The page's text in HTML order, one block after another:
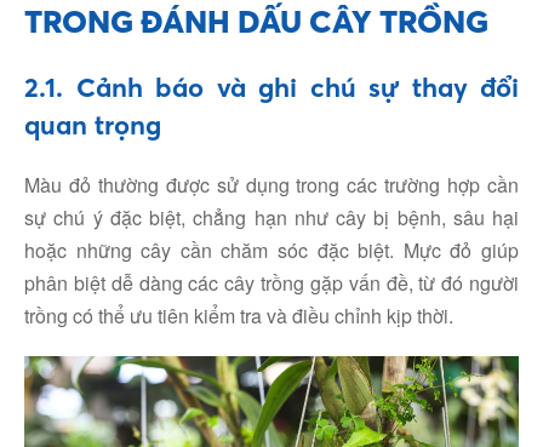
TRONG ĐÁNH DẤU CÂY TRỒNG
2.1. Cảnh báo và ghi chú sự thay đổi
quan trọng
Màu đỏ thường được sử dụng trong các trường hợp cần
sự chú ý đặc biệt, chẳng hạn như cây bị bệnh, sâu hại
hoặc những cây cần chăm sóc đặc biệt. Mực đỏ giúp
phân biệt dễ dàng các cây trồng gặp vấn đề, từ đó người
trồng có thể ưu tiên kiểm tra và điều chỉnh kịp thời.